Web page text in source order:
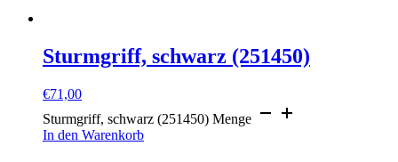
Sturmgriff, schwarz (251450)
€71,00
Sturmgriff, schwarz (251450) Menge
In den Warenkorb